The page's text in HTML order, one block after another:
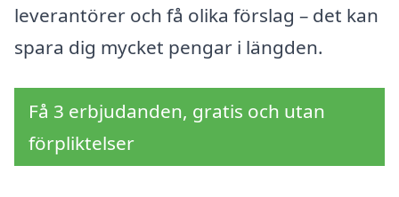
leverantörer och få olika förslag – det kan
spara dig mycket pengar i längden.
Få 3 erbjudanden, gratis och utan
förpliktelser